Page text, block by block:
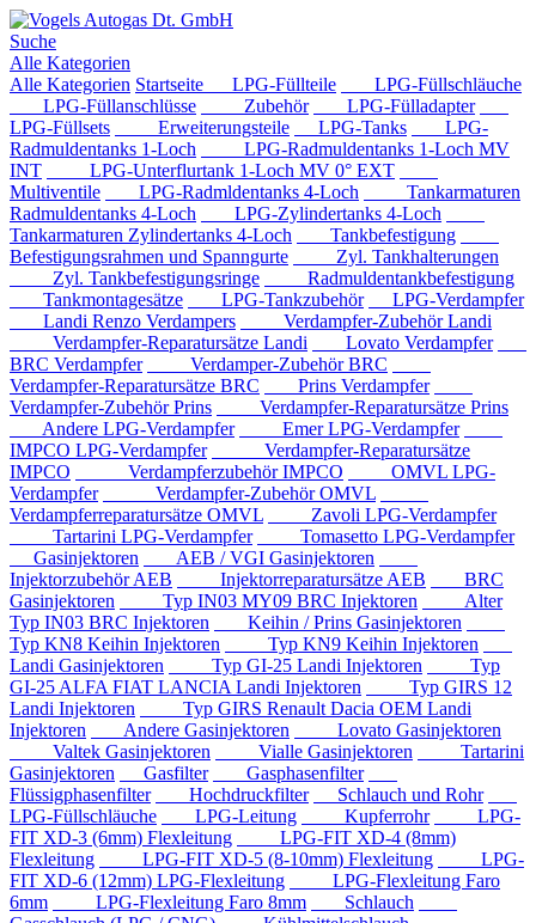
Suche
Alle Kategorien
Alle Kategorien Startseite LPG-Füllteile
LPG-Füllschläuche
LPG-Füllanschlüsse
Zubehör
LPG-Fülladapter
LPG-Füllsets
Erweiterungsteile LPG-Tanks
LPG-
Radmuldentanks 1-Loch
LPG-Radmuldentanks 1-Loch MV
INT
LPG-Unterflurtank 1-Loch MV 0° EXT
Multiventile
LPG-Radmldentanks 4-Loch
Tankarmaturen
Radmuldentanks 4-Loch
LPG-Zylindertanks 4-Loch
Tankarmaturen Zylindertanks 4-Loch
Tankbefestigung
Befestigungsrahmen und Spanngurte
Zyl. Tankhalterungen
Zyl. Tankbefestigungsringe
Radmuldentankbefestigung
Tankmontagesätze
LPG-Tankzubehör
LPG-Verdampfer
Landi Renzo Verdampers
Verdampfer-Zubehör Landi
Verdampfer-Reparatursätze Landi
Lovato Verdampfer
BRC Verdampfer
Verdamper-Zubehör BRC
Verdampfer-Reparatursätze BRC
Prins Verdampfer
Verdampfer-Zubehör Prins
Verdampfer-Reparatursätze Prins
Andere LPG-Verdampfer
Emer LPG-Verdampfer
IMPCO LPG-Verdampfer
Verdampfer-Reparatursätze
IMPCO
Verdampferzubehör IMPCO
OMVL LPG-
Verdampfer
Verdampfer-Zubehör OMVL
Verdampferreparatursätze OMVL
Zavoli LPG-Verdampfer
Tartarini LPG-Verdampfer
Tomasetto LPG-Verdampfer
Gasinjektoren
AEB / VGI Gasinjektoren
Injektorzubehör AEB
Injektorreparatursätze AEB
BRC
Gasinjektoren
Typ IN03 MY09 BRC Injektoren
Alter
Typ IN03 BRC Injektoren
Keihin / Prins Gasinjektoren
Typ KN8 Keihin Injektoren
Typ KN9 Keihin Injektoren
Landi Gasinjektoren
Typ GI-25 Landi Injektoren
Typ
GI-25 ALFA FIAT LANCIA Landi Injektoren
Typ GIRS 12
Landi Injektoren
Typ GIRS Renault Dacia OEM Landi
Injektoren
Andere Gasinjektoren
Lovato Gasinjektoren
Valtek Gasinjektoren
Vialle Gasinjektoren
Tartarini
Gasinjektoren
Gasfilter
Gasphasenfilter
Flüssigphasenfilter
Hochdruckfilter
Schlauch und Rohr
LPG-Füllschläuche
LPG-Leitung Kupferrohr
LPG-
FIT XD-3 (6mm) Flexleitung
LPG-FIT XD-4 (8mm)
Flexleitung
LPG-FIT XD-5 (8-10mm) Flexleitung
LPG-
FIT XD-6 (12mm) LPG-Flexleitung
LPG-Flexleitung Faro
6mm
LPG-Flexleitung Faro 8mm
Schlauch